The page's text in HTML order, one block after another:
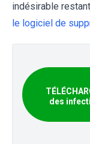
indésirable
le logiciel de
des